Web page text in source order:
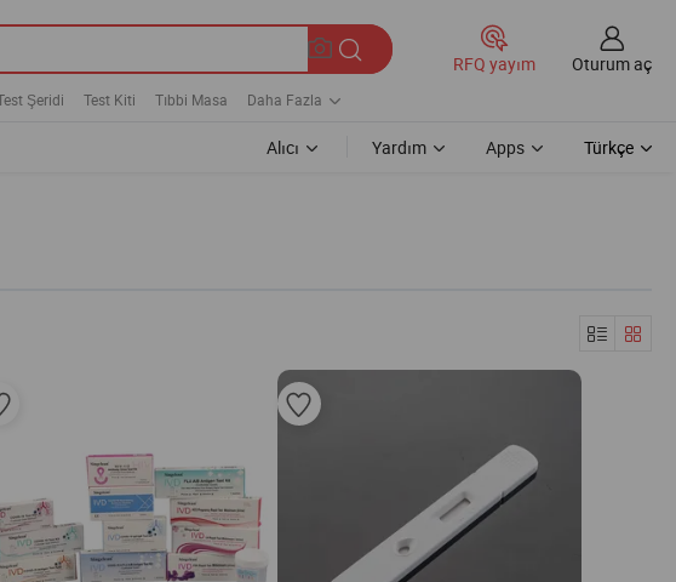
Şeridi Test Kiti Tıbbi Masa Daha Fazla
RFQ yayım Oturum aç
Alıcı Yardım Apps Türkçe